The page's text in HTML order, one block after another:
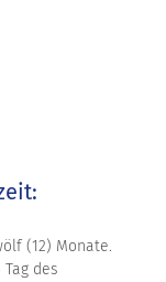
(12) Monate.
des